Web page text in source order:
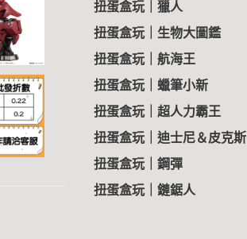
扭蛋盒玩｜獵人
扭蛋盒玩｜生物大圖鑑
扭蛋盒玩｜航海王
扭蛋盒玩｜蠟筆小新
扭蛋盒玩｜超人力霸王
扭蛋盒玩｜迪士尼＆皮克斯
扭蛋盒玩｜鋼彈
扭蛋盒玩｜鏈鋸人